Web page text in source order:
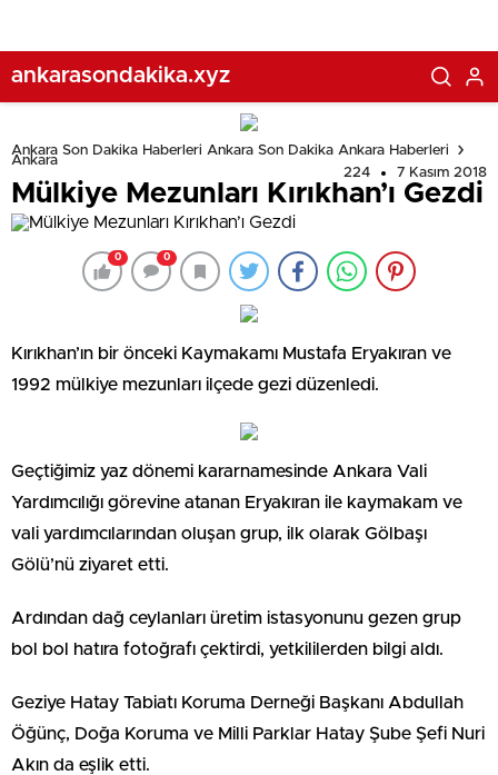
ankarasondakika.xyz
Ankara Son Dakika Haberleri Ankara Son Dakika Ankara Haberleri
Ankara
224
7 Kasım 2018
Mülkiye Mezunları Kırıkhan’ı Gezdi
0 0
Kırıkhan’ın bir önceki Kaymakamı Mustafa Eryakıran ve
1992 mülkiye mezunları ilçede gezi düzenledi.
Geçtiğimiz yaz dönemi kararnamesinde Ankara Vali
Yardımcılığı görevine atanan Eryakıran ile kaymakam ve
vali yardımcılarından oluşan grup, ilk olarak Gölbaşı
Gölü’nü ziyaret etti.
Ardından dağ ceylanları üretim istasyonunu gezen grup
bol bol hatıra fotoğrafı çektirdi, yetkililerden bilgi aldı.
Geziye Hatay Tabiatı Koruma Derneği Başkanı Abdullah
Öğünç, Doğa Koruma ve Milli Parklar Hatay Şube Şefi Nuri
Akın da eşlik etti.